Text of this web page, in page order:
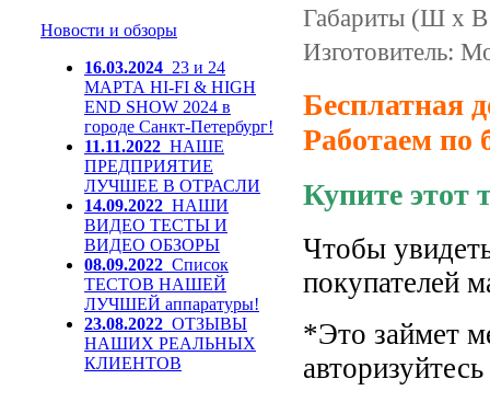
Новости и обзоры
16.03.2024 23 и 24
МАРТА HI-FI & HIGH
END SHOW 2024 в
городе Санкт-Петербург!
11.11.2022 НАШЕ
ПРЕДПРИЯТИЕ
ЛУЧШЕЕ В ОТРАСЛИ
14.09.2022 НАШИ
ВИДЕО ТЕСТЫ И
ВИДЕО ОБЗОРЫ
08.09.2022 Список
ТЕСТОВ НАШЕЙ
ЛУЧШЕЙ аппаратуры!
23.08.2022 ОТЗЫВЫ
НАШИХ РЕАЛЬНЫХ
КЛИЕНТОВ
Габариты (Ш х
Изготовитель:
Бесплатная
Работаем по
Купите этот
Чтобы
покупателей
*Это займет